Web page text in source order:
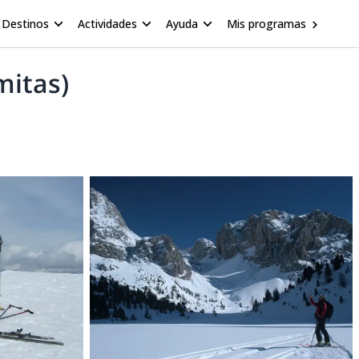
Destinos Actividades Ayuda Mis programas